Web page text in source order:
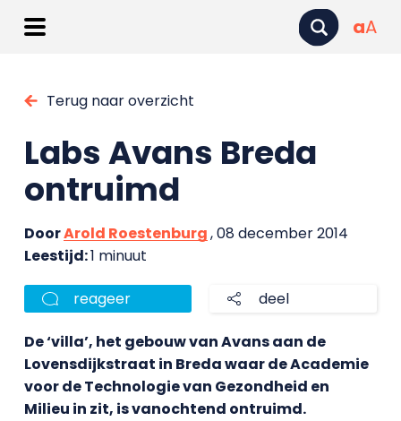
aA
Terug naar overzicht
Labs Avans Breda
ontruimd
DoorArold Roestenburg, 08 december 2014
Leestijd:1 minuut
reageer deel
De ‘villa’, het gebouw van Avans aan de
Lovensdijkstraat in Breda waar de Academie
voor de Technologie van Gezondheid en
Milieu in zit, is vanochtend ontruimd.